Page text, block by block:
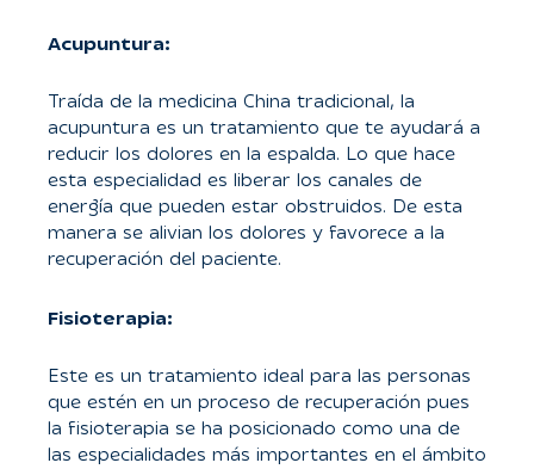
Acupuntura:
Traída de la medicina China tradicional, la
acupuntura es un tratamiento que te ayudará a
reducir los dolores en la espalda. Lo que hace
esta especialidad es liberar los canales de
energía que pueden estar obstruidos. De esta
manera se alivian los dolores y favorece a la
recuperación del paciente.
Fisioterapia:
Este es un tratamiento ideal para las personas
que estén en un proceso de recuperación pues
la fisioterapia se ha posicionado como una de
las especialidades más importantes en el ámbito